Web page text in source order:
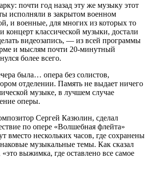
почти год назад эту же музыку этот
исполняли в закрытом военном
и военные, для многих из которых то
классической музыки, достали
видеозапись, — из всей программы
и мыслям почти 20-минутный
более всего.
была… опера без солистов,
отделении. Память не выдает ничего
музыке, в лучшем случае
оперы.
Сергей Казюлин, сделал
по опере «Волшебная флейта»
нескольких часов, где сохранены
музыкальные темы. Как сказал
выжимка, где оставлено все самое